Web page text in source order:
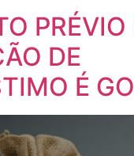
PRÉVIO
DE
É